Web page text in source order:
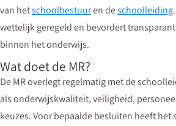
van hetschoolbestuuren deschoolleiding
wettelijk geregeld en bevordert
binnen het onderwijs.
Wat doet de MR?
De MR overlegt regelmatig met de
als onderwijskwaliteit, veiligheid,
keuzes. Voor bepaalde besluiten heeft het